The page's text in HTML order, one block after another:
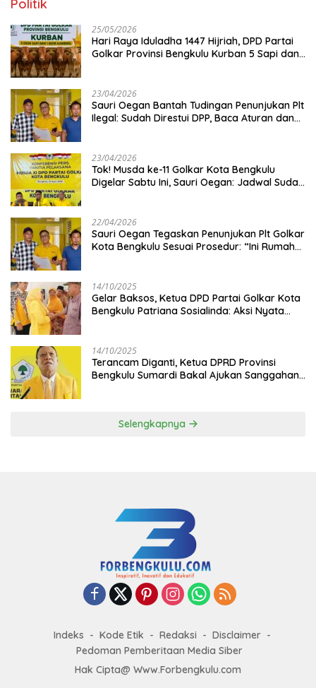
Politik
25/05/2026
Hari Raya Iduladha 1447 Hijriah, DPD Partai
Golkar Provinsi Bengkulu Kurban 5 Sapi dan 1
23/04/2026
Sauri Oegan Bantah Tudingan Penunjukan Plt
Ilegal: Sudah Direstui DPP, Baca Aturan dan
23/04/2026
‎Tok! Musda ke-11 Golkar Kota Bengkulu
Digelar Sabtu Ini, Sauri Oegan: Jadwal Sudah
22/04/2026
Sauri Oegan Tegaskan Penunjukan Plt Golkar
Kota Bengkulu Sesuai Prosedur: “Ini Rumah
14/10/2025
‎Gelar Baksos, Ketua DPD Partai Golkar Kota
Bengkulu Patriana Sosialinda: Aksi Nyata
14/10/2025
Terancam Diganti, Ketua DPRD Provinsi
Bengkulu Sumardi Bakal Ajukan Sanggahan
Selengkapnya
Indeks Kode Etik Redaksi
Disclaimer
Pedoman Pemberitaan Media Siber
Hak Cipta@ Www.Forbengkulu.com